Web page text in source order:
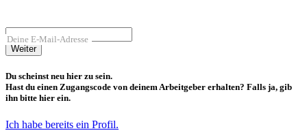
Deine E-Mail-Adresse
Weiter
Du scheinst neu hier zu sein.
Hast du einen Zugangscode von deinem Arbeitgeber erhalten? Falls ja, gib
ihn bitte hier ein.
Ich habe bereits ein Profil.